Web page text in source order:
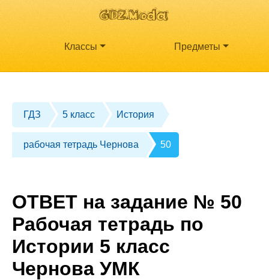
Классы Предметы
ГДЗ 5 класс История
рабочая тетрадь Чернова 50
ОТВЕТ на задание № 50
Рабочая тетрадь по
Истории 5 класс
Чернова УМК